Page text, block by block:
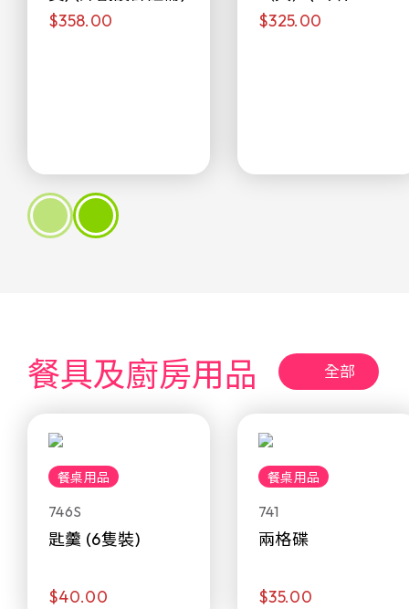
$358.00
侖)
$325.00
餐具及廚房用品 全部
餐桌用品
746S
匙羹 (6隻裝)
$40.00
餐桌用品
741
兩格碟
$35.00